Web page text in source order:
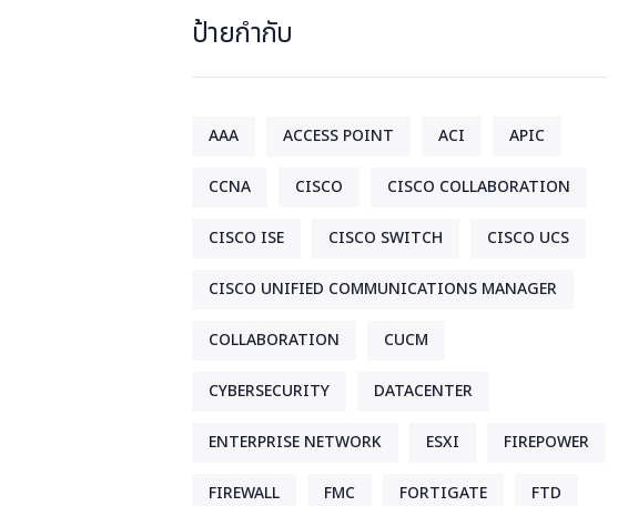
ป้ายกำกับ
AAA ACCESS POINT ACI APIC
CCNA CISCO CISCO COLLABORATION
CISCO ISE CISCO SWITCH CISCO UCS
CISCO UNIFIED COMMUNICATIONS MANAGER
COLLABORATION CUCM
CYBERSECURITY DATACENTER
ENTERPRISE NETWORK ESXI FIREPOWER
FIREWALL FMC FORTIGATE FTD